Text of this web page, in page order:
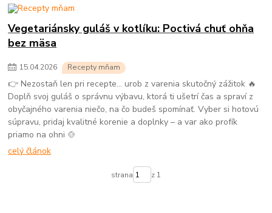
Vegetariánsky guláš v kotlíku: Poctivá chuť ohňa
bez mäsa
15.04.2026 Recepty mňam
👉 Nezostaň len pri recepte… urob z varenia skutočný zážitok 🔥
Doplň svoj guláš o správnu výbavu, ktorá ti ušetrí čas a spraví z
obyčajného varenia niečo, na čo budeš spomínať. Vyber si hotovú
súpravu, pridaj kvalitné korenie a doplnky – a var ako profík
priamo na ohni 🍲
celý článok
strana z 1